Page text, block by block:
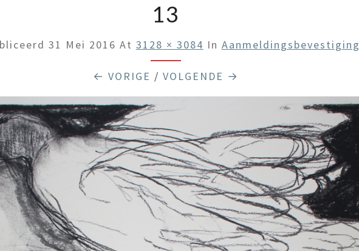
13
31 Mei 2016 At 3128 × 3084 In Aanmeldingsbevestiging
← VORIGE / VOLGENDE →